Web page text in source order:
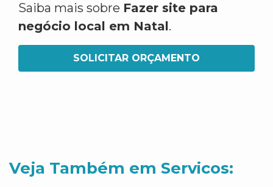
Saiba mais sobre Fazer site para
negócio local em Natal.
SOLICITAR ORÇAMENTO
Veja Também em Servicos: